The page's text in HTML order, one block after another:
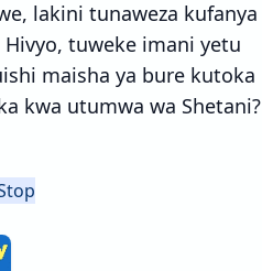
lakini tunaweza kufanya
tuweke imani yetu
maisha ya bure kutoka
kwa utumwa wa Shetani?